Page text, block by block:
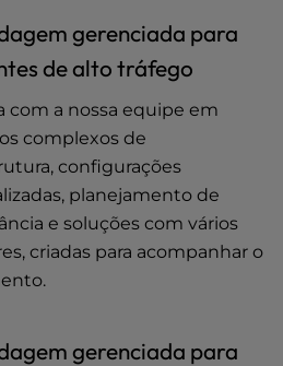
gerenciada para
de alto tráfego
com a nossa equipe em
complexos de
configurações
planejamento de
e soluções com vários
criadas para acompanhar o
gerenciada para